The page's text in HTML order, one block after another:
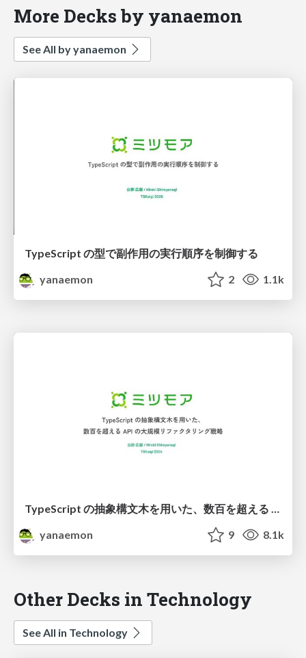
More Decks by yanaemon
See All by yanaemon
TypeScript の型で副作用の実行順序を制御する
yanaemon
2 1.1k
yanaemon
9 8.1k
Other Decks in Technology
See All in Technology